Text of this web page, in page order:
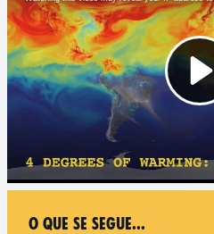
O que se segue...